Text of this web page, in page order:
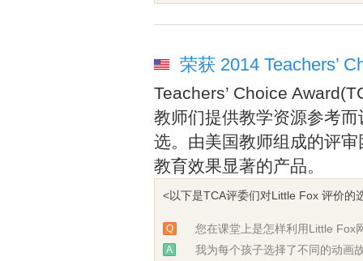
荣获 2014 Teachers’
Teachers’ Choice
教师们提供教学资源参考
选。由美国教师组成的评
教育效果显著的产品。
<以下是TCA评委们对Little Fox 评价的
Q 您在课堂上是怎样利用Little Fox
A
我为每个孩子选择了不同的动画